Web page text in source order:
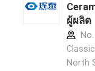
ผู้ผลิต
North